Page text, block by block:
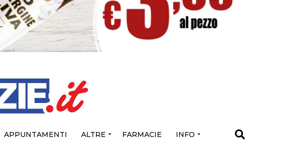
APPUNTAMENTI ALTRE FARMACIE INFO